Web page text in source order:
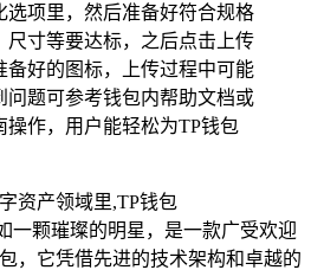
选项里，然后准备好符合规格
尺寸等要达标，之后点击上传
备好的图标，上传过程中可能
问题可参考钱包内帮助文档或
操作，用户能轻松为TP钱包
资产领域里,TP钱包
一颗璀璨的明星，是一款广受欢迎
，它凭借先进的技术架构和卓越的